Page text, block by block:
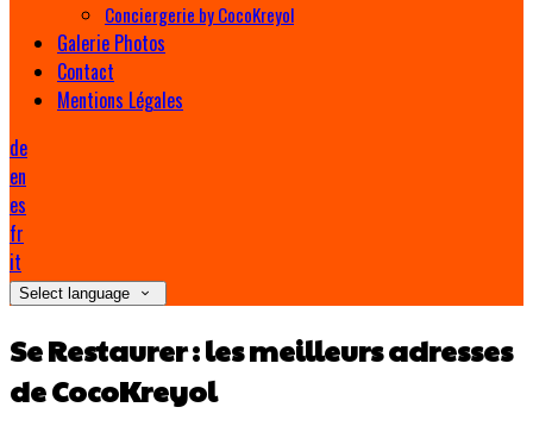
Conciergerie by CocoKreyol
Galerie Photos
Contact
Mentions Légales
de
en
es
fr
it
Select language
Se Restaurer : les meilleurs adresses
de CocoKreyol